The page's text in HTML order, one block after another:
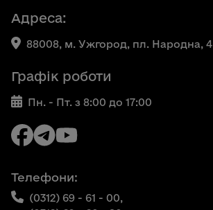
Адреса:
88008, м. Ужгород, пл. Народна, 4
Графік роботи
Пн. - Пт. з 8:00 до 17:00
Телефони:
(0312) 69 - 61 - 00,